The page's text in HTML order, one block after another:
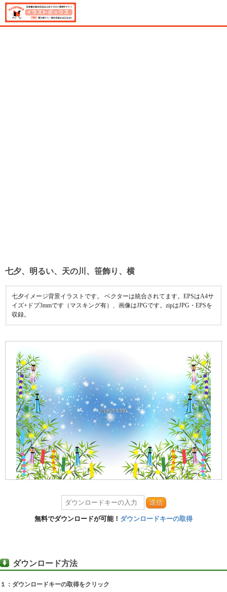
七夕、明るい、天の川、笹飾り、横
七夕イメージ背景イラストです。 ベクターは統合されてます。EPSはA4サ
イズ+ドブ3mmです（マスキング有）、画像はJPGです。zipはJPG・EPSを
収録。
送信
無料でダウンロードが可能！ ダウンロードキーの取得
ダウンロード方法
１：ダウンロードキーの取得をクリック